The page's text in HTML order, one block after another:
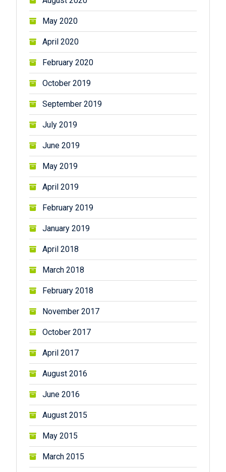
May 2020
April 2020
February 2020
October 2019
September 2019
July 2019
June 2019
May 2019
April 2019
February 2019
January 2019
April 2018
March 2018
February 2018
November 2017
October 2017
April 2017
August 2016
June 2016
August 2015
May 2015
March 2015